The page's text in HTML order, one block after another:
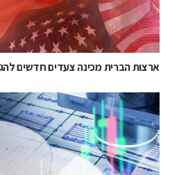
ארצות הברית מכינה צעדים חדשים